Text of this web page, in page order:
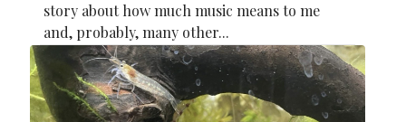
story about how much music means to me
and, probably, many other...